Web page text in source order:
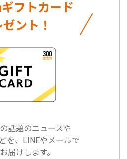
フトカード
ント！
話題のニュースや
を、LINEやメールで
届けします。